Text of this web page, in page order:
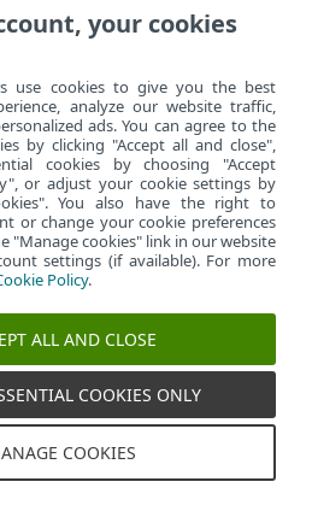
ESET Endpoint
s
Administrer cookies
Cookiepolitik
your cookies
use cookies to give you the best
analyze our website traffic,
ads. You can agree to the
by clicking "Accept all and close",
cookies by choosing "Accept
or adjust your cookie settings by
You also have the right to
or change your cookie preferences
"Manage cookies" link in our website
settings (if available). For more
Policy.
ALL AND CLOSE
COOKIES ONLY
COOKIES